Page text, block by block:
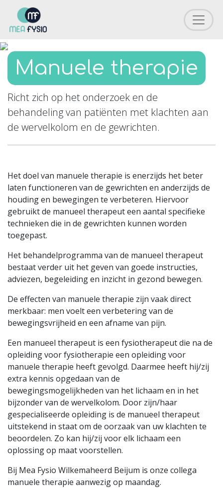
Manuele therapie
Richt zich op het onderzoek en de
behandeling van patiënten met klachten aan
de wervelkolom en de gewrichten.
Het doel van manuele therapie is enerzijds het beter
laten functioneren van de gewrichten en anderzijds de
houding en bewegingen te verbeteren. Hiervoor
gebruikt de manueel therapeut een aantal specifieke
technieken die in de gewrichten kunnen worden
toegepast.
Het behandelprogramma van de manueel therapeut
bestaat verder uit het geven van goede instructies,
adviezen, begeleiding en inzicht in gezond bewegen.
De effecten van manuele therapie zijn vaak direct
merkbaar: men voelt een verbetering van de
bewegingsvrijheid en een afname van pijn.
Een manueel therapeut is een fysiotherapeut die na de
opleiding voor fysiotherapie een opleiding voor
manuele therapie heeft gevolgd. Daarmee heeft hij/zij
extra kennis opgedaan van de
bewegingsmogelijkheden van het lichaam en in het
bijzonder van de wervelkolom. Door zijn/haar
gespecialiseerde opleiding is de manueel therapeut
uitstekend in staat om de oorzaak van uw klachten te
beoordelen. Zo kan hij/zij voor elk lichaam een
oplossing op maat voorstellen.
Bij Mea Fysio Wilkemaheerd Beijum is onze collega
manuele therapie aanwezig op maandag.